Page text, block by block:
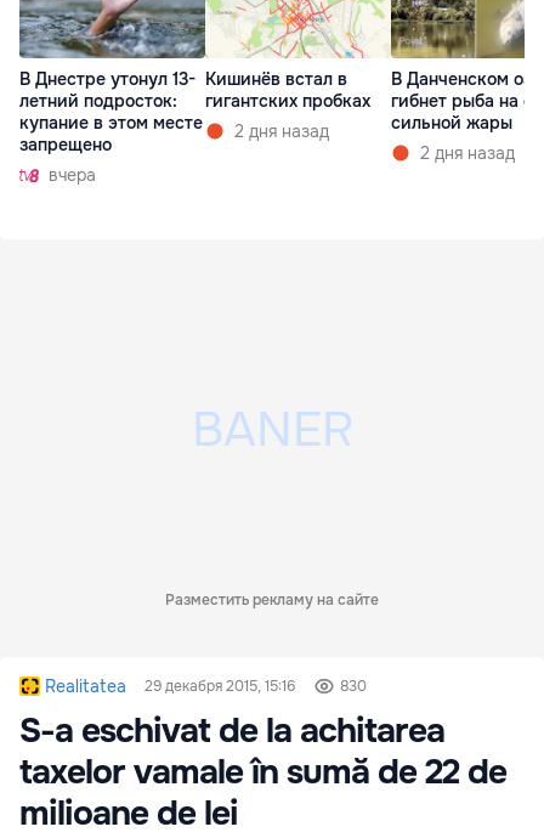
В Днестре утонул 13-
летний подросток:
купание в этом месте
запрещено
вчера
Кишинёв встал в
гигантских пробках
2 дня назад
В Данченском
гибнет рыба на
сильной жары
2 дня назад
Разместить рекламу на сайте
Realitatea 29 декабря 2015, 15:16 830
S-a eschivat de la achitarea
taxelor vamale în sumă de 22 de
milioane de lei